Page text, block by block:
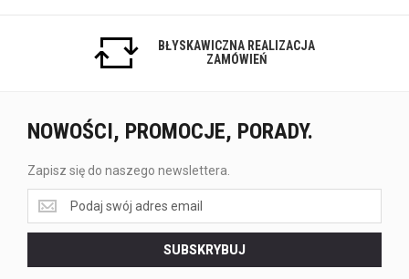
BŁYSKAWICZNA REALIZACJA
ZAMÓWIEŃ
NOWOŚCI, PROMOCJE, PORADY.
Zapisz się do naszego newslettera.
Zapisz
się
do
newslettera.
SUBSKRYBUJ